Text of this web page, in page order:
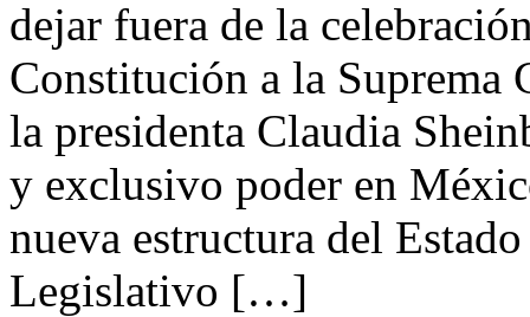
dejar fuera de la
Constitución a la Suprema
la presidenta Claudia
y exclusivo poder en
nueva estructura del
Legislativo […]